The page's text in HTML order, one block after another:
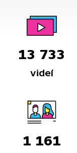
13 733
videí
1 161